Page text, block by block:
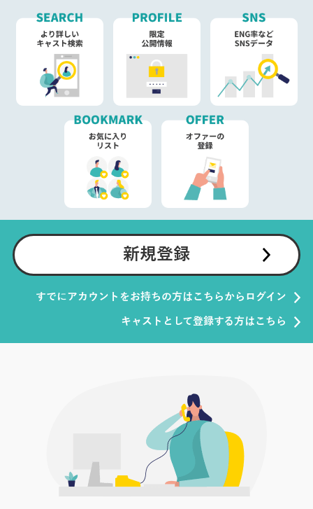
新規登録
すでにアカウントをお持ちの方はこちらからログイン
キャストとして登録する方はこちら